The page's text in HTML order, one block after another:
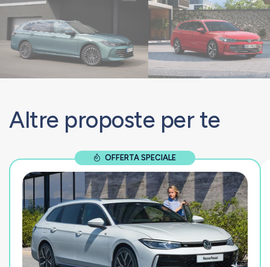
Altre proposte per te
OFFERTA SPECIALE